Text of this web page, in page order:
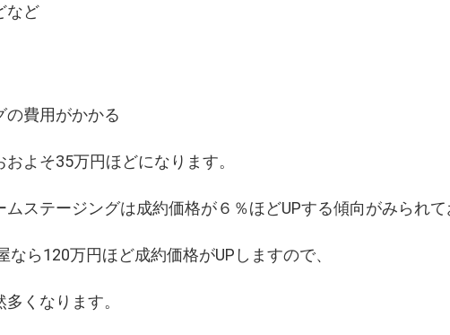
など
の費用がかかる
よそ35万円ほどになります。
ステージングは成約価格が６％ほどUPする傾向がみられ
ら120万円ほど成約価格がUPしますので、
くなります。